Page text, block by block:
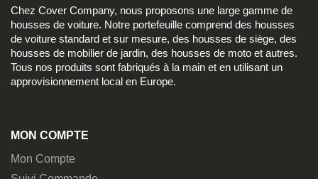
Chez Cover Company, nous proposons une large gamme de
housses de voiture. Notre portefeuille comprend des housses
de voiture standard et sur mesure, des housses de siège, des
housses de mobilier de jardin, des housses de moto et autres.
Tous nos produits sont fabriqués à la main et en utilisant un
approvisionnement local en Europe.
MON COMPTE
Mon Compte